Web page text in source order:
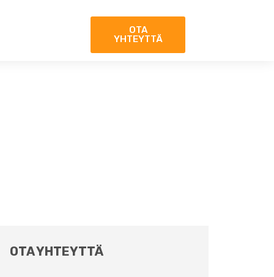
OTA
YHTEYTTÄ
OTA YHTEYTTÄ